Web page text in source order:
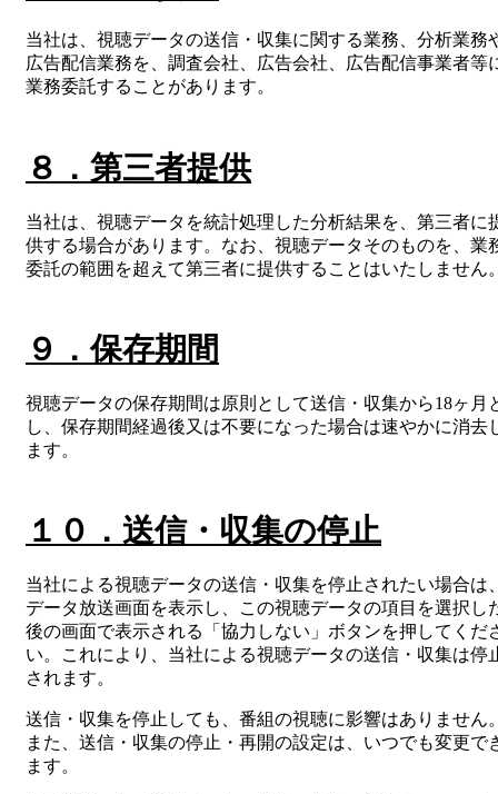
当社は、視聴データの送信・収集に関する業務、分析業務
広告配信業務を、調査会社、広告会社、広告配信事業者等
業務委託することがあります。
８．第三者提供
当社は、視聴データを統計処理した分析結果を、第三者に
供する場合があります。なお、視聴データそのものを、業
委託の範囲を超えて第三者に提供することはいたしません
９．保存期間
視聴データの保存期間は原則として送信・収集から18ヶ月
し、保存期間経過後又は不要になった場合は速やかに消去
ます。
１０．送信・収集の停止
当社による視聴データの送信・収集を停止されたい場合は
データ放送画面を表示し、この視聴データの項目を選択し
後の画面で表示される「協力しない」ボタンを押してくだ
い。これにより、当社による視聴データの送信・収集は停
されます。
送信・収集を停止しても、番組の視聴に影響はありません
また、送信・収集の停止・再開の設定は、いつでも変更で
ます。